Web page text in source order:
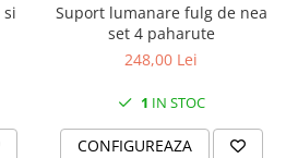
si
Suport lumanare fulg de nea
set 4 paharute
248,00 Lei
1 IN STOC
CONFIGUREAZA